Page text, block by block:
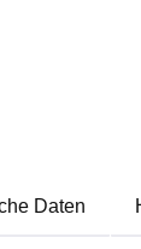
Daten